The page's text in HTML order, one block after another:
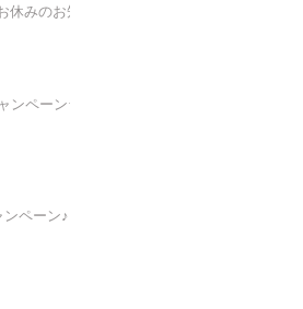
休みのお知
ンペーン★
ペーン♪